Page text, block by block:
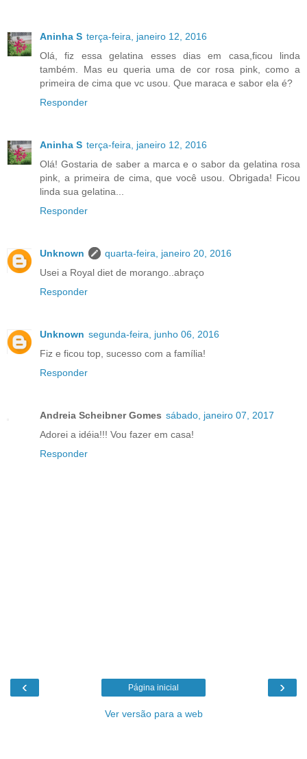
Aninha S terça-feira, janeiro 12, 2016
Olá, fiz essa gelatina esses dias em casa,ficou linda
também. Mas eu queria uma de cor rosa pink, como a
primeira de cima que vc usou. Que maraca e sabor ela é?
Responder
Aninha S terça-feira, janeiro 12, 2016
Olá! Gostaria de saber a marca e o sabor da gelatina rosa
pink, a primeira de cima, que você usou. Obrigada! Ficou
linda sua gelatina...
Responder
Unknown
quarta-feira, janeiro 20, 2016
Usei a Royal diet de morango..abraço
Responder
Unknown segunda-feira, junho 06, 2016
Fiz e ficou top, sucesso com a família!
Responder
Andreia Scheibner Gomes sábado, janeiro 07, 2017
Adorei a idéia!!! Vou fazer em casa!
Responder
‹ ›
Página inicial
Ver versão para a web